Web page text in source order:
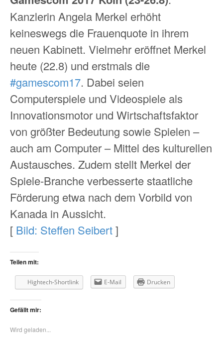
Kanzlerin Angela Merkel erhöht
keineswegs die Frauenquote in ihrem
neuen Kabinett. Vielmehr eröffnet Merkel
heute (22.8) und erstmals die
#gamescom17. Dabei seien
Computerspiele und Videospiele als
Innovationsmotor und Wirtschaftsfaktor
von größter Bedeutung sowie Spielen –
auch am Computer – Mittel des kulturellen
Austausches. Zudem stellt Merkel der
Spiele-Branche verbesserte staatliche
Förderung etwa nach dem Vorbild von
Kanada in Aussicht.
[ Bild: Steffen Seibert]
Teilen mit:
Hightech-Shortlink E-Mail Drucken
Gefällt mir:
Wird geladen...